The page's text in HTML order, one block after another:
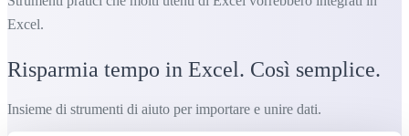
Excel.
Risparmia tempo in Excel. Così semplice.
Insieme di strumenti di aiuto per importare e unire dati.